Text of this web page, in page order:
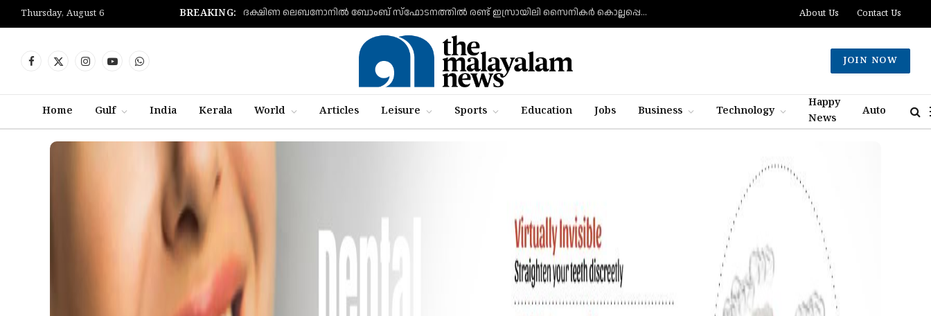
Thursday, August 6 BREAKING: ദക്ഷിണ ലെബനോനില്‍ ബോംബ് സ്‌ഫോടനത്തില്‍ രണ്ട് ഇസ്രായിലി സൈനികര്‍ കൊല്ലപ്പെട്ടു; ഏഴുപേര്‍ക്ക് പരിക്ക് About Us Contact Us
Facebook
X
InstagramYouTubeWhatsApp
JOIN NOW
Home Gulf India Kerala World Articles Leisure Sports Education Jobs Business Technology
Happy
News
Auto